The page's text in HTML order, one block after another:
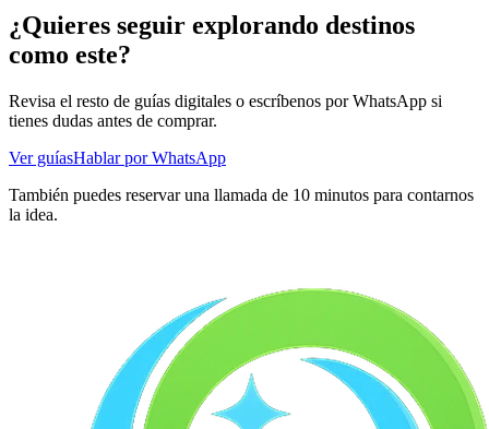
¿Quieres seguir explorando destinos
como este?
Revisa el resto de guías digitales o escríbenos por WhatsApp si
tienes dudas antes de comprar.
Ver guíasHablar por WhatsApp
También puedes reservar una llamada de 10 minutos para contarnos
la idea.